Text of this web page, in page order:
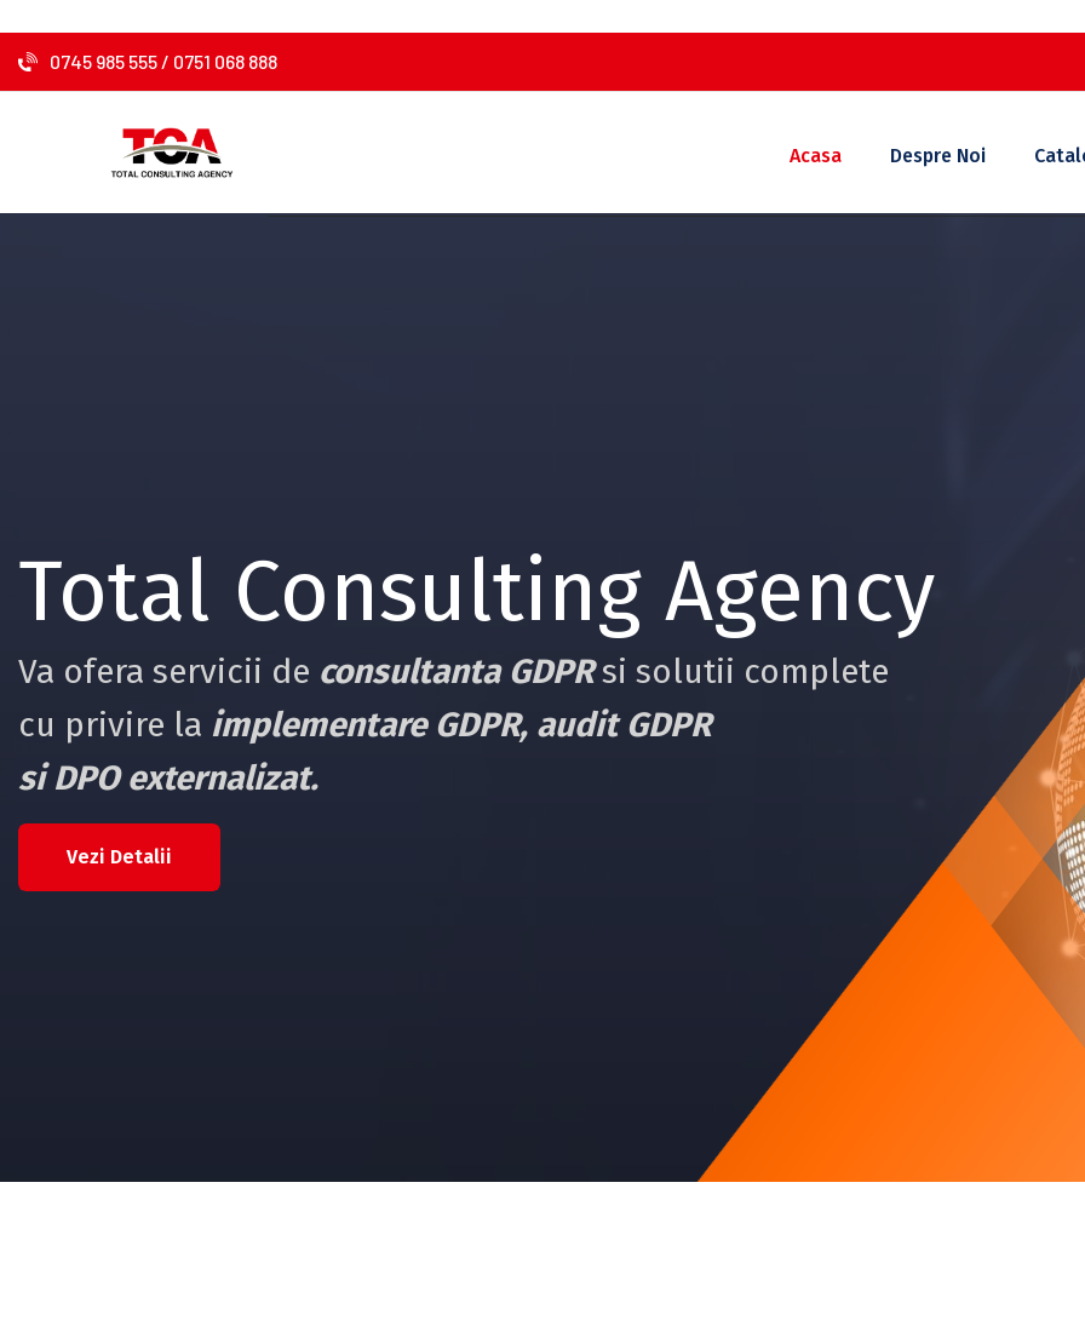
0745 985 555 / 0751 068 888
Acasa Despre Noi
Consulting Agency
deconsultanta GDPRsi solutii complete
implementare GDPR, audit GDPR